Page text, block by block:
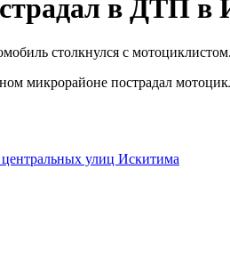
в ДТП в
столкнулся с мотоциклистом.
пострадал
центральных улиц Искитима